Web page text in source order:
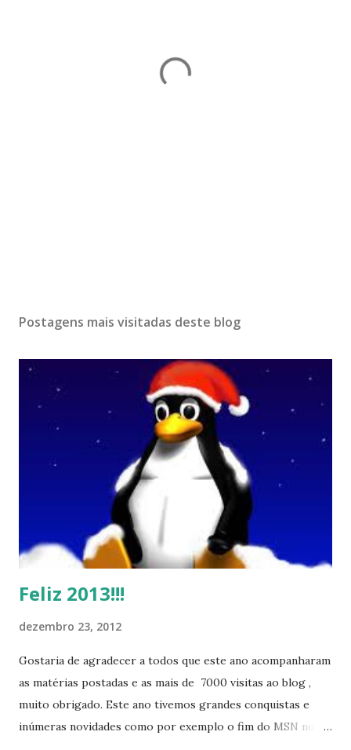
Postagens mais visitadas deste blog
Feliz 2013!!!
dezembro 23, 2012
Gostaria de agradecer a todos que este ano acompanharam
as matérias postadas e as mais de 7000 visitas ao blog ,
muito obrigado. Este ano tivemos grandes conquistas e
inúmeras novidades como por exemplo o fim do MSN no